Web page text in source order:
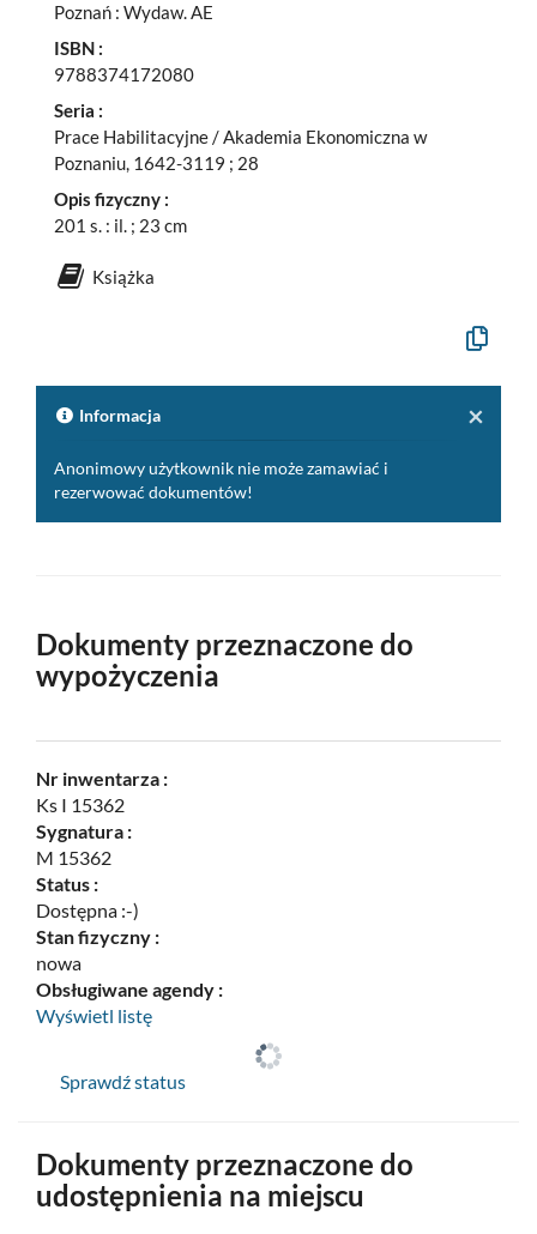
Poznań : Wydaw. AE
ISBN :
9788374172080
Seria :
Prace Habilitacyjne / Akademia Ekonomiczna w
Poznaniu, 1642-3119 ; 28
Opis fizyczny :
201 s. : il. ; 23 cm
Książka
Kopiuj
do
×
Informacja
Anonimowy użytkownik nie może zamawiać i
rezerwować dokumentów!
Dokumenty przeznaczone do
wypożyczenia
Nr inwentarza :
Ks I 15362
Sygnatura :
M 15362
Status :
Dostępna :-)
Stan fizyczny :
nowa
Obsługiwane agendy :
Wyświetl listę
Sprawdź status
Dokumenty przeznaczone do
udostępnienia na miejscu